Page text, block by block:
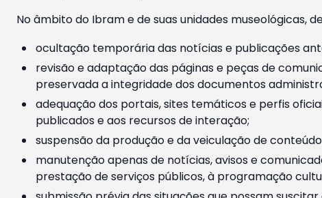
No âmbito do Ibram e de suas unidades museológicas,
ocultação temporária das notícias e publicações
revisão e adaptação das páginas e peças de
preservada a integridade dos documentos
adequação dos portais, sites temáticos e perfis
publicados e aos recursos de interação;
suspensão da produção e da veiculação de
manutenção apenas de notícias, avisos e
prestação de serviços públicos, à programação